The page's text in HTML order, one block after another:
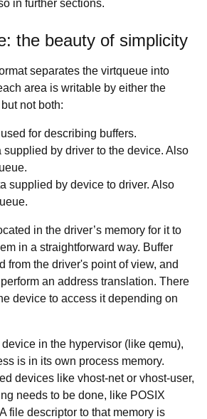
in further sections.
the beauty of simplicity
separates the virtqueue into
area is writable by either the
not both:
for describing buffers.
supplied by driver to the device. Also
supplied by device to driver. Also
in the driver’s memory for it to
in a straightforward way. Buffer
from the driver's point of view, and
an address translation. There
device to access it depending on
in the hypervisor (like qemu),
is in its own process memory.
devices like vhost-net or vhost-user,
needs to be done, like POSIX
file descriptor to that memory is